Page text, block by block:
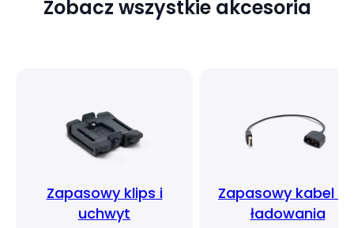
Zobacz wszystkie akcesoria
Zapasowy klips i
uchwyt
Zapasowy kabel
ładowania